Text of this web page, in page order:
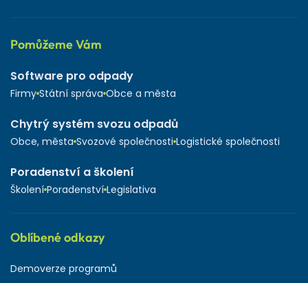
Pomůžeme Vám
Software pro odpady
Firmy Státní správa Obce a města
Chytrý systém svozu odpadů
Obce, města Svozové společnosti Logistické společnosti
Poradenství a školení
Školení Poradenství Legislativa
Oblíbené odkazy
Demoverze programů